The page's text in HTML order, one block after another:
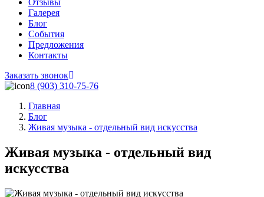
Отзывы
Галерея
Блог
События
Предложения
Контакты
Заказать звонок
8 (903) 310‑75‑76
Главная
Блог
Живая музыка - отдельный вид искусства
Живая музыка - отдельный вид
искусства